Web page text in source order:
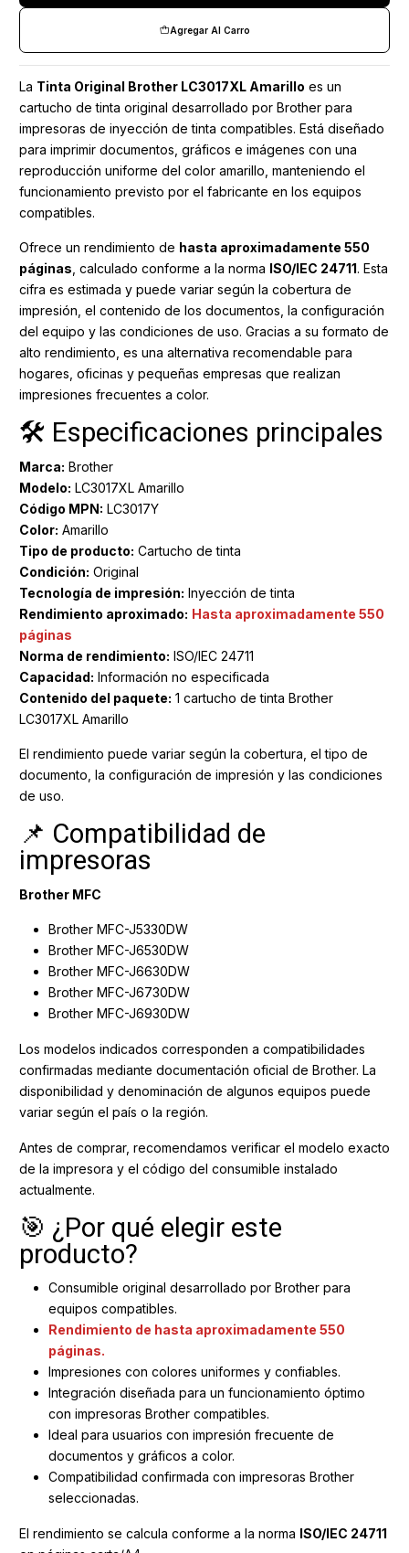
Agregar Al Carro
La Tinta Original Brother LC3017XL Amarillo es un
cartucho de tinta original desarrollado por Brother para
impresoras de inyección de tinta compatibles. Está diseñado
para imprimir documentos, gráficos e imágenes con una
reproducción uniforme del color amarillo, manteniendo el
funcionamiento previsto por el fabricante en los equipos
compatibles.
Ofrece un rendimiento de hasta aproximadamente 550
páginas , calculado conforme a la norma ISO/IEC 24711. Esta
cifra es estimada y puede variar según la cobertura de
impresión, el contenido de los documentos, la configuración
del equipo y las condiciones de uso. Gracias a su formato de
alto rendimiento, es una alternativa recomendable para
hogares, oficinas y pequeñas empresas que realizan
impresiones frecuentes a color.
🛠️ Especificaciones principales
Marca: Brother
Modelo: LC3017XL Amarillo
Código MPN: LC3017Y
Color: Amarillo
Tipo de producto: Cartucho de tinta
Condición: Original
Tecnología de impresión: Inyección de tinta
Rendimiento aproximado: Hasta aproximadamente 550
páginas
Norma de rendimiento: ISO/IEC 24711
Capacidad: Información no especificada
Contenido del paquete: 1 cartucho de tinta Brother
LC3017XL Amarillo
El rendimiento puede variar según la cobertura, el tipo de
documento, la configuración de impresión y las condiciones
de uso.
📌 Compatibilidad de
impresoras
Brother MFC
Brother MFC-J5330DW
Brother MFC-J6530DW
Brother MFC-J6630DW
Brother MFC-J6730DW
Brother MFC-J6930DW
Los modelos indicados corresponden a compatibilidades
confirmadas mediante documentación oficial de Brother. La
disponibilidad y denominación de algunos equipos puede
variar según el país o la región.
Antes de comprar, recomendamos verificar el modelo exacto
de la impresora y el código del consumible instalado
actualmente.
🎯 ¿Por qué elegir este
producto?
Consumible original desarrollado por Brother para
equipos compatibles.
Rendimiento de hasta aproximadamente 550
páginas.
Impresiones con colores uniformes y confiables.
Integración diseñada para un funcionamiento óptimo
con impresoras Brother compatibles.
Ideal para usuarios con impresión frecuente de
documentos y gráficos a color.
Compatibilidad confirmada con impresoras Brother
seleccionadas.
El rendimiento se calcula conforme a la norma ISO/IEC 24711